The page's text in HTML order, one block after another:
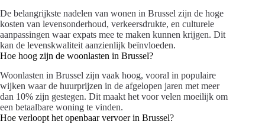
De belangrijkste nadelen van wonen in Brussel zijn de hoge
kosten van levensonderhoud, verkeersdrukte, en culturele
aanpassingen waar expats mee te maken kunnen krijgen. Dit
kan de levenskwaliteit aanzienlijk beïnvloeden.
Hoe hoog zijn de woonlasten in Brussel?
Woonlasten in Brussel zijn vaak hoog, vooral in populaire
wijken waar de huurprijzen in de afgelopen jaren met meer
dan 10% zijn gestegen. Dit maakt het voor velen moeilijk om
een betaalbare woning te vinden.
Hoe verloopt het openbaar vervoer in Brussel?